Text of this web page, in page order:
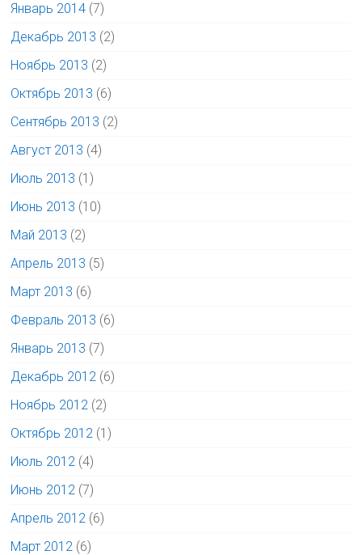
Январь 2014 (7)
Декабрь 2013 (2)
Ноябрь 2013 (2)
Октябрь 2013 (6)
Сентябрь 2013 (2)
Август 2013 (4)
Июль 2013 (1)
Июнь 2013 (10)
Май 2013 (2)
Апрель 2013 (5)
Март 2013 (6)
Февраль 2013 (6)
Январь 2013 (7)
Декабрь 2012 (6)
Ноябрь 2012 (2)
Октябрь 2012 (1)
Июль 2012 (4)
Июнь 2012 (7)
Апрель 2012 (6)
Март 2012 (6)